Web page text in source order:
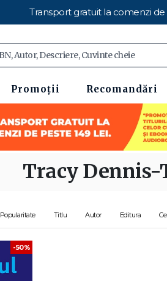
Transport gratuit la comenzi de
Promoții Recomandări
Tracy
Popularitate Titlu Autor Editura
-50%